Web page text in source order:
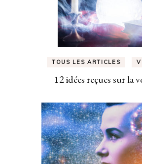
TOUS LES ARTICLES
12 idées reçues sur la